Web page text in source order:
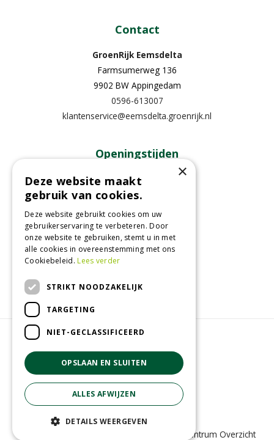
Contact
GroenRijk Eemsdelta
Farmsumerweg 136
9902 BW Appingedam
0596-613007
klantenservice@eemsdelta.groenrijk.nl
Openingstijden
Maandag
13:00 - 18:00
Dinsdag
Woensdag
Donderdag
09:30 - 18:00
Vrijdag
09:30 - 18:00
Zaterdag
09:00 - 17:00
Green Solutions
Tuincentrum Overzicht
Privacy policy
Tuincentrum Overzicht
×
Deze website maakt
gebruik van cookies.
Deze website gebruikt cookies om uw
gebruikerservaring te verbeteren. Door
onze website te gebruiken, stemt u in met
alle cookies in overeenstemming met ons
Cookiebeleid.Lees verder
STRIKT NOODZAKELIJK
TARGETING
NIET-GECLASSIFICEERD
OPSLAAN EN SLUITEN
ALLES AFWIJZEN
DETAILS WEERGEVEN